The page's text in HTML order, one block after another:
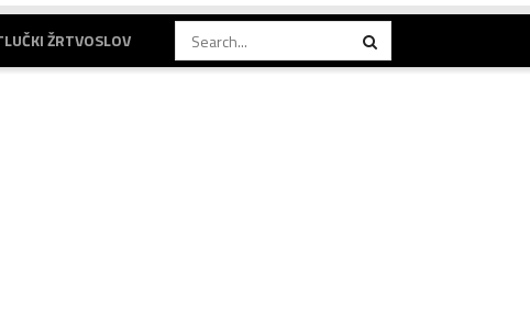
ŽRTVOSLOV